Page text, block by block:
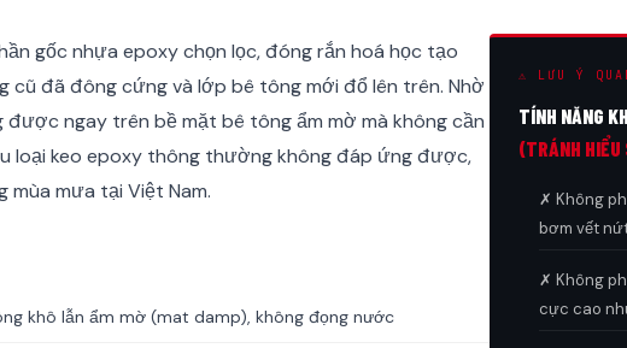
gốc nhựa epoxy chọn lọc, đóng rắn hoá học tạo
cũ đã đông cứng và lớp bê tông mới đổ lên trên. Nhờ
được ngay trên bề mặt bê tông ẩm mờ mà không cần
loại keo epoxy thông thường không đáp ứng được,
mưa tại Việt Nam.
khô lẫn ẩm mờ (mat damp), không đọng nước
⚠ LƯU Ý
TÍNH NĂNG
(TRÁNH
✗ Không
bơm vết
✗ Không
cực cao